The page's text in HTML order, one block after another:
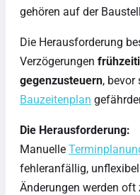
gehören auf der
Die Herausforderung
Verzögerungen
gegenzusteuern, bevor
Bauzeitenplan
Die Herausforderung:
Manuelle
fehleranfällig,
Änderungen werden